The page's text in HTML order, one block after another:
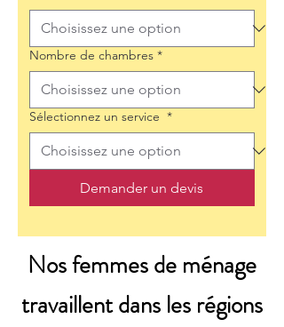
Nombre de chambres *
Sélectionnez un service *
Demander un devis
Nos femmes de ménage
travaillent dans les régions